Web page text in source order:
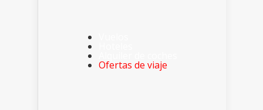
Ofertas de viaje